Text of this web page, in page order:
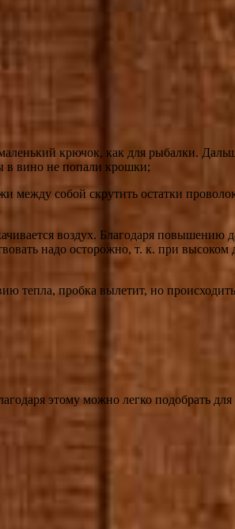
крючок, как для рыбалки.
в вино не попали крошки;
между собой скрутить остатки
воздух. Благодаря повышению
надо осторожно, т. к. при
тепла, пробка вылетит, но
этому можно легко подобрать